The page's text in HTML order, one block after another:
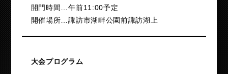
開門時間…午前11:00予定
開催場所…諏訪市湖畔公園前諏訪湖上
大会プログラム